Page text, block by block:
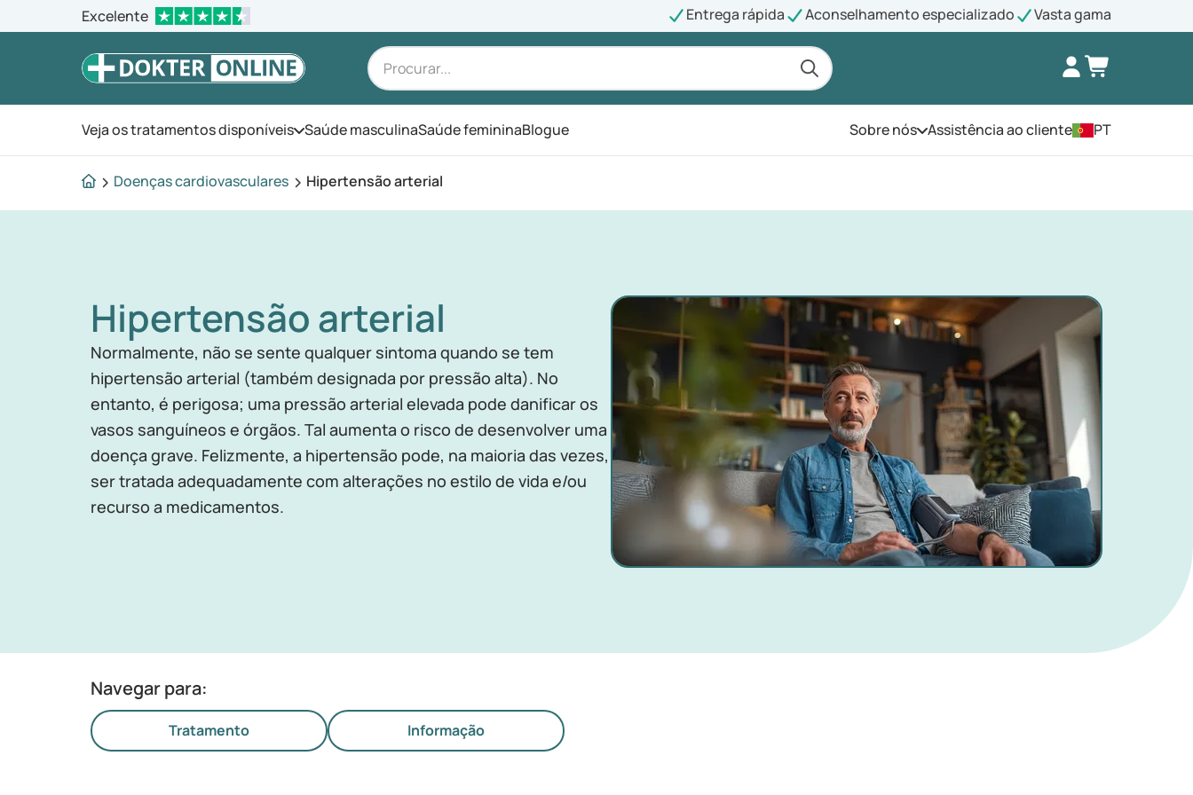
Excelente Entrega rápida Aconselhamento especializado Vasta gama
Veja os tratamentos disponíveisAbra o menu
Saúde masculinaSaúde femininaBlogue Sobre nósAbra o menu
Assistência ao cliente PT
Doenças cardiovasculares Hipertensão arterial
Hipertensão arterial
Normalmente, não se sente qualquer sintoma quando se tem
hipertensão arterial (também designada por pressão alta). No
entanto, é perigosa; uma pressão arterial elevada pode danificar os
vasos sanguíneos e órgãos. Tal aumenta o risco de desenvolver uma
doença grave. Felizmente, a hipertensão pode, na maioria das vezes,
ser tratada adequadamente com alterações no estilo de vida e/ou
recurso a medicamentos.
Navegar para:
Tratamento Informação